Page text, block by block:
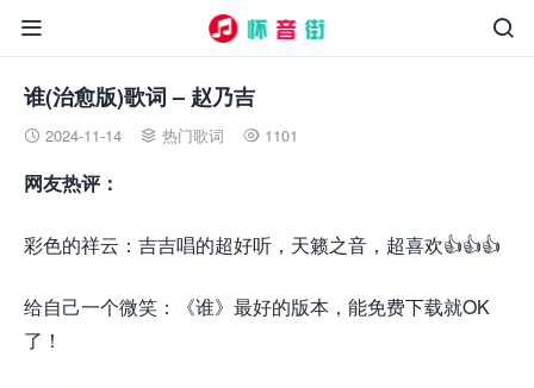


谁(治愈版)歌词 – 赵乃吉
 2024-11-14  热门歌词  1101
网友热评：
彩色的祥云：吉吉唱的超好听，天籁之音，超喜欢👍👍👍
给自己一个微笑：《谁》最好的版本，能免费下载就OK
了！